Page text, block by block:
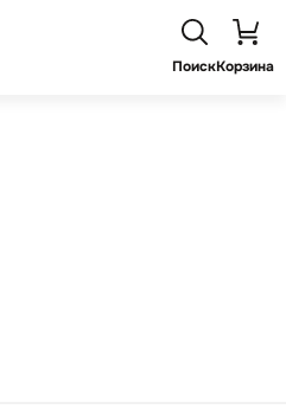
ПоискКорзина